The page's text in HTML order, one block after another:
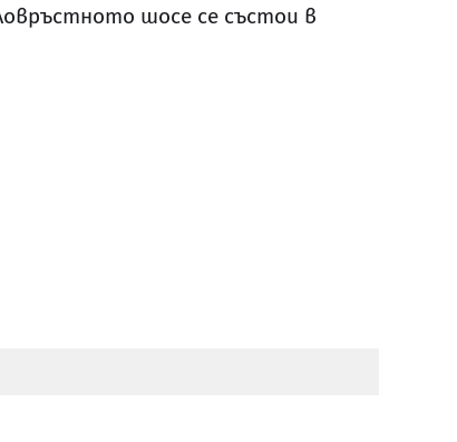
шосе се състои в